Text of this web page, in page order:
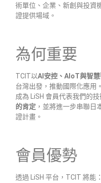
術單位、企業、新創與投資
證提供場域。
為何重要
TCIT以AI安控、AIoT與智
台灣出發，推動國際化應用。
成為 LiSH 會員代表我們的
的肯定 ，並將進一步串聯日
證計畫。
會員優勢
透過 LiSH 平台，TCIT 將能：